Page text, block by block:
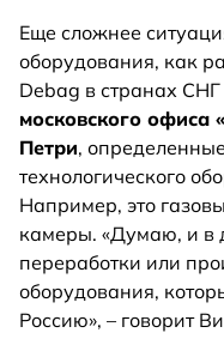
Еще сложнее
оборудования, как
Debag в странах
московского офиса
Петри,
технологического
Например, это
камеры. «Думаю, и в
переработки или
оборудования,
Россию», – говорит